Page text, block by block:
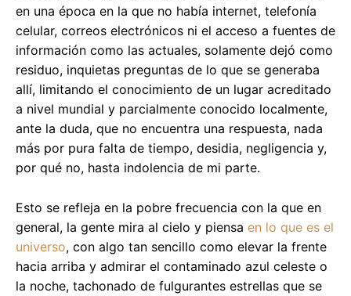
en una época en la que no había internet, telefonía
celular, correos electrónicos ni el acceso a fuentes de
información como las actuales, solamente dejó como
residuo, inquietas preguntas de lo que se generaba
allí, limitando el conocimiento de un lugar acreditado
a nivel mundial y parcialmente conocido localmente,
ante la duda, que no encuentra una respuesta, nada
más por pura falta de tiempo, desidia, negligencia y,
por qué no, hasta indolencia de mi parte.
Esto se refleja en la pobre frecuencia con la que en
general, la gente mira al cielo y piensa en lo que es el
universo, con algo tan sencillo como elevar la frente
hacia arriba y admirar el contaminado azul celeste o
la noche, tachonado de fulgurantes estrellas que se